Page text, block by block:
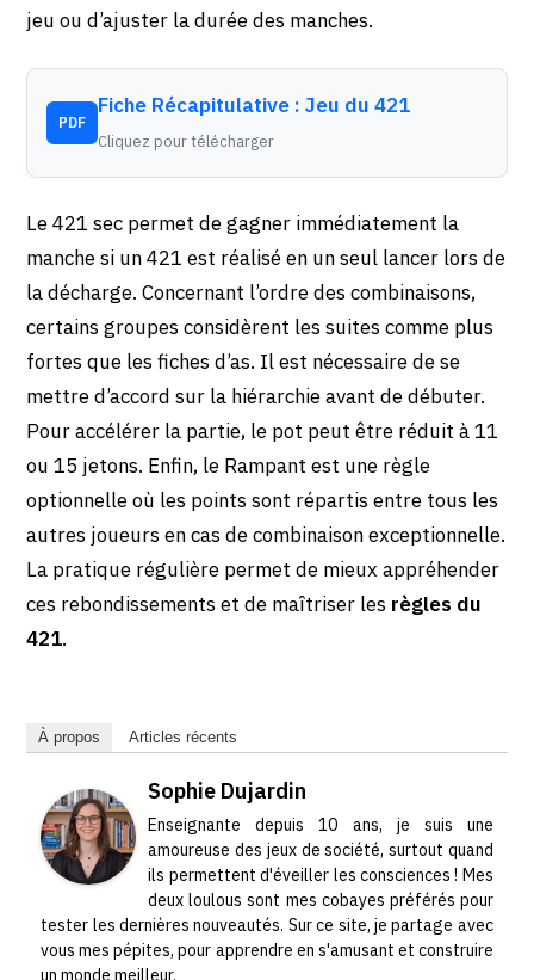
jeu ou d’ajuster la durée des manches.
PDF
Fiche Récapitulative : Jeu du 421
Cliquez pour télécharger
Le 421 sec permet de gagner immédiatement la
manche si un 421 est réalisé en un seul lancer lors de
la décharge. Concernant l’ordre des combinaisons,
certains groupes considèrent les suites comme plus
fortes que les fiches d’as. Il est nécessaire de se
mettre d’accord sur la hiérarchie avant de débuter.
Pour accélérer la partie, le pot peut être réduit à 11
ou 15 jetons. Enfin, le Rampant est une règle
optionnelle où les points sont répartis entre tous les
autres joueurs en cas de combinaison exceptionnelle.
La pratique régulière permet de mieux appréhender
ces rebondissements et de maîtriser les règles du
421.
À propos Articles récents
Sophie Dujardin
Enseignante depuis 10 ans, je suis une
amoureuse des jeux de société, surtout quand
ils permettent d'éveiller les consciences ! Mes
deux loulous sont mes cobayes préférés pour
tester les dernières nouveautés. Sur ce site, je partage avec
vous mes pépites, pour apprendre en s'amusant et construire
un monde meilleur.